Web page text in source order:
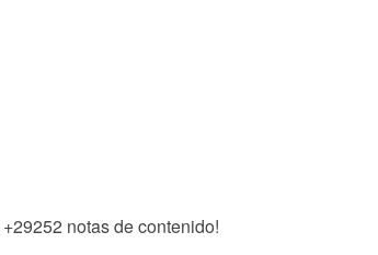
+29252 notas de contenido!